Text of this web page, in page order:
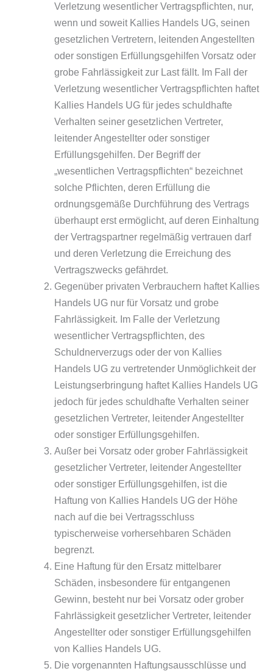
Verletzung wesentlicher Vertragspflichten, nur,
wenn und soweit Kallies Handels UG, seinen
gesetzlichen Vertretern, leitenden Angestellten
oder sonstigen Erfüllungsgehilfen Vorsatz oder
grobe Fahrlässigkeit zur Last fällt. Im Fall der
Verletzung wesentlicher Vertragspflichten haftet
Kallies Handels UG für jedes schuldhafte
Verhalten seiner gesetzlichen Vertreter,
leitender Angestellter oder sonstiger
Erfüllungsgehilfen. Der Begriff der
„wesentlichen Vertragspflichten“ bezeichnet
solche Pflichten, deren Erfüllung die
ordnungsgemäße Durchführung des Vertrags
überhaupt erst ermöglicht, auf deren Einhaltung
der Vertragspartner regelmäßig vertrauen darf
und deren Verletzung die Erreichung des
Vertragszwecks gefährdet.
Gegenüber privaten Verbrauchern haftet Kallies
Handels UG nur für Vorsatz und grobe
Fahrlässigkeit. Im Falle der Verletzung
wesentlicher Vertragspflichten, des
Schuldnerverzugs oder der von Kallies
Handels UG zu vertretender Unmöglichkeit der
Leistungserbringung haftet Kallies Handels UG
jedoch für jedes schuldhafte Verhalten seiner
gesetzlichen Vertreter, leitender Angestellter
oder sonstiger Erfüllungsgehilfen.
Außer bei Vorsatz oder grober Fahrlässigkeit
gesetzlicher Vertreter, leitender Angestellter
oder sonstiger Erfüllungsgehilfen, ist die
Haftung von Kallies Handels UG der Höhe
nach auf die bei Vertragsschluss
typischerweise vorhersehbaren Schäden
begrenzt.
Eine Haftung für den Ersatz mittelbarer
Schäden, insbesondere für entgangenen
Gewinn, besteht nur bei Vorsatz oder grober
Fahrlässigkeit gesetzlicher Vertreter, leitender
Angestellter oder sonstiger Erfüllungsgehilfen
von Kallies Handels UG.
Die vorgenannten Haftungsausschlüsse und